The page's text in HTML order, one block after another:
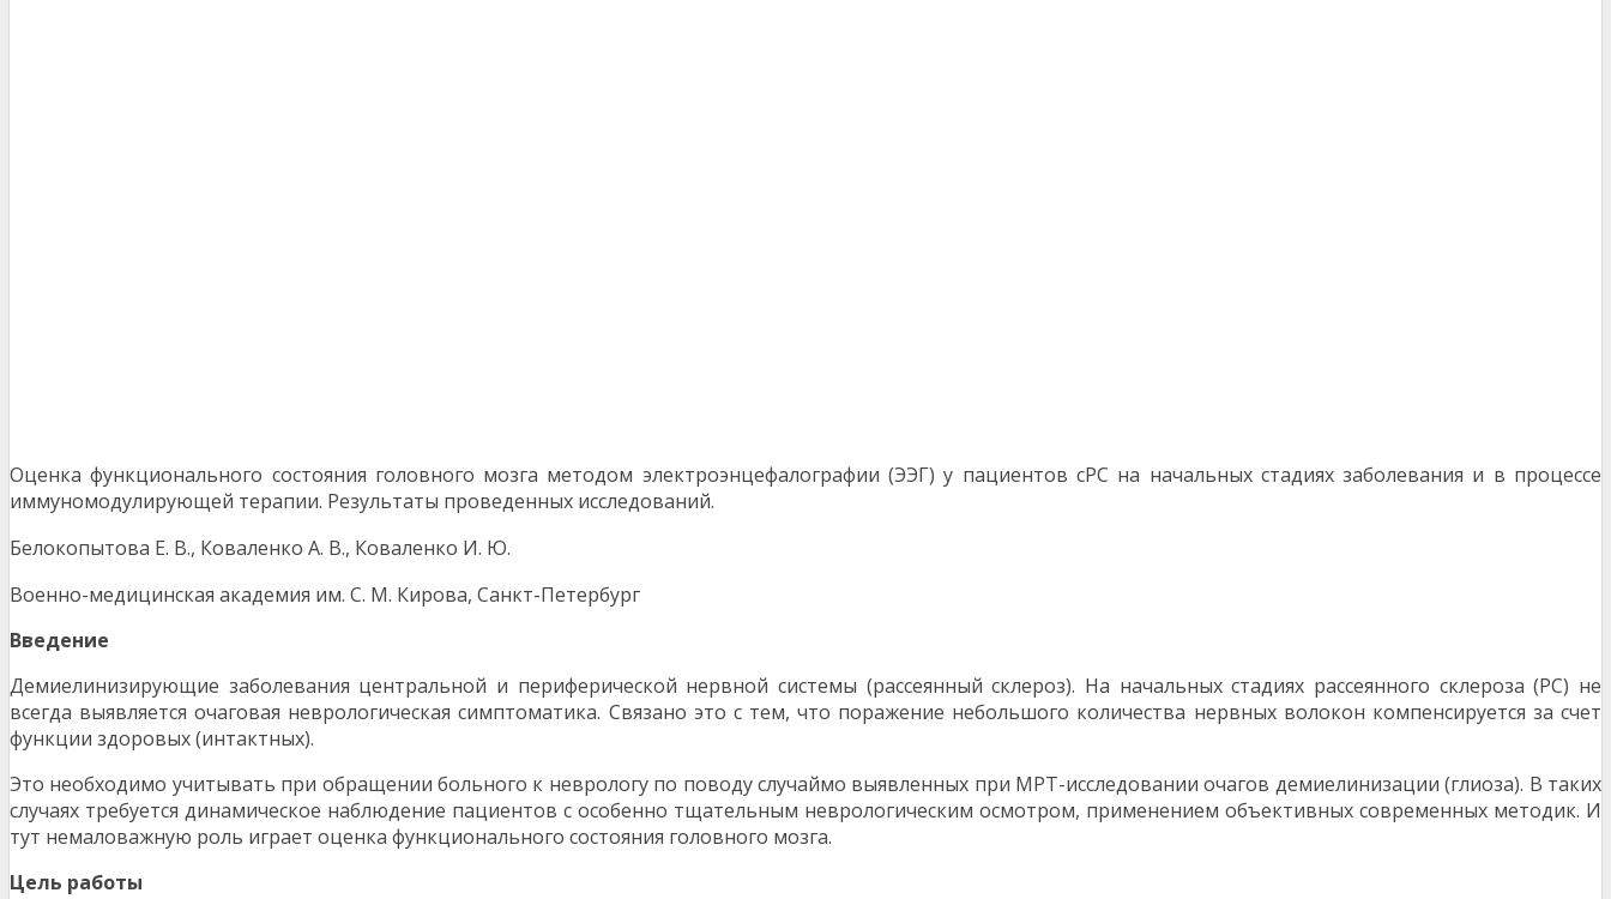
Оценка функционального состояния головного мозга методом электроэнцефалографии (ЭЭГ) у пациентов сРС на начальных стадиях заболевания и в процессе
иммуномодулирующей терапии. Результаты проведенных исследований.
Белокопытова Е. В., Коваленко А. В., Коваленко И. Ю.
Военно-медицинская академия им. С. М. Кирова, Санкт-Петербург
Введение
Демиелинизирующие заболевания центральной и периферической нервной системы (рассеянный склероз). На начальных стадиях рассеянного склероза (РС) не
всегда выявляется очаговая неврологическая симптоматика. Связано это с тем, что поражение небольшого количества нервных волокон компенсируется за счет
функции здоровых (интактных).
Это необходимо учитывать при обращении больного к неврологу по поводу случаймо выявленных при МРТ-исследовании очагов демиелинизации (глиоза). В таких
случаях требуется динамическое наблюдение пациентов с особенно тщательным неврологическим осмотром, применением объективных современных методик. И
тут немаловажную роль играет оценка функционального состояния головного мозга.
Цель работы